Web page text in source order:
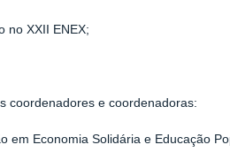
no XXII ENEX;
coordenadores e coordenadoras:
em Economia Solidária e Educação